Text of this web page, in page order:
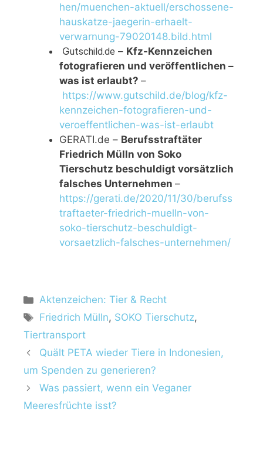
hen/muenchen-aktuell/erschossene-
hauskatze-jaegerin-erhaelt-
verwarnung-79020148.bild.html
Gutschild.de – Kfz-Kennzeichen
fotografieren und veröffentlichen –
was ist erlaubt? –
https://www.gutschild.de/blog/kfz-
kennzeichen-fotografieren-und-
veroeffentlichen-was-ist-erlaubt
GERATI.de – Berufsstraftäter
Friedrich Mülln von Soko
Tierschutz beschuldigt vorsätzlich
falsches Unternehmen –
https://gerati.de/2020/11/30/berufss
traftaeter-friedrich-muelln-von-
soko-tierschutz-beschuldigt-
vorsaetzlich-falsches-unternehmen/
Aktenzeichen: Tier & Recht
Friedrich Mülln, SOKO Tierschutz,
Tiertransport
Quält PETA wieder Tiere in Indonesien,
um Spenden zu generieren?
Was passiert, wenn ein Veganer
Meeresfrüchte isst?